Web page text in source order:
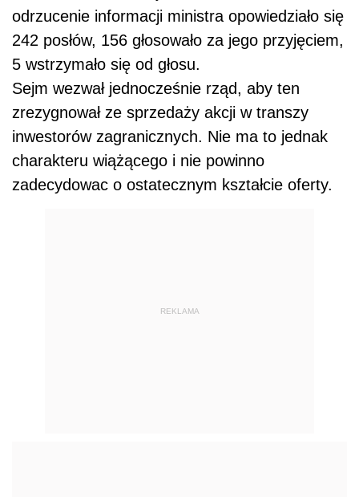
odrzucenie informacji ministra opowiedziało się
242 posłów, 156 głosowało za jego przyjęciem,
5 wstrzymało się od głosu.
Sejm wezwał jednocześnie rząd, aby ten
zrezygnował ze sprzedaży akcji w transzy
inwestorów zagranicznych. Nie ma to jednak
charakteru wiążącego i nie powinno
zadecydowac o ostatecznym kształcie oferty.
REKLAMA